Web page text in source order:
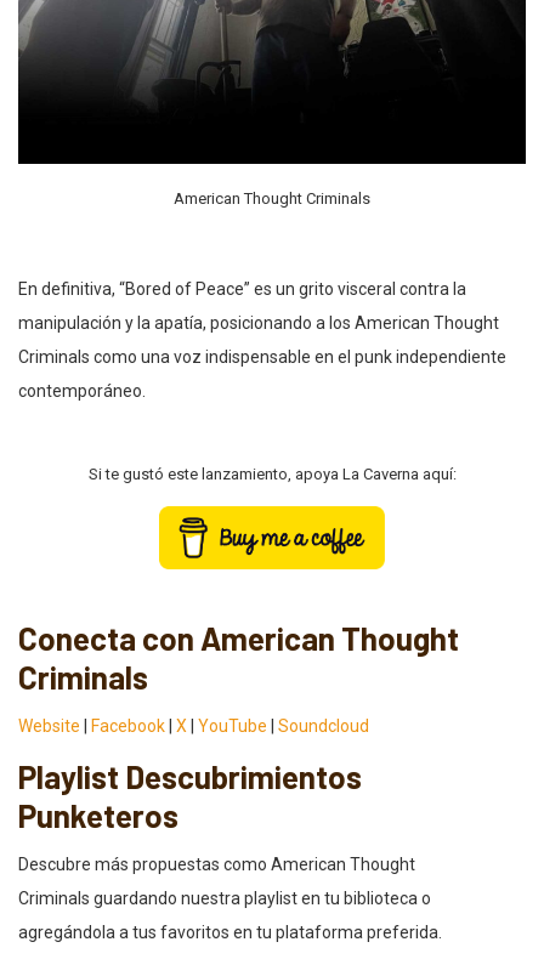
American Thought Criminals
En definitiva, “Bored of Peace” es un grito visceral contra la
manipulación y la apatía, posicionando a los American Thought
Criminals como una voz indispensable en el punk independiente
contemporáneo.
Si te gustó este lanzamiento, apoya La Caverna aquí:
Conecta con American Thought
Criminals
Website Facebook X YouTube Soundcloud
Playlist Descubrimientos
Punketeros
Descubre más propuestas como American Thought
Criminals guardando nuestra playlist en tu biblioteca o
agregándola a tus favoritos en tu plataforma preferida.